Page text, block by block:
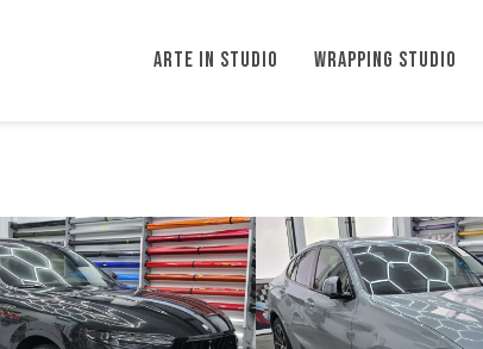
ARTE IN STUDIO WRAPPING STUDIO